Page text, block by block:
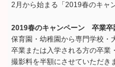
2月から始まる「2019春のキャ
2019春のキャンペーン 卒業卒
保育園・幼稚園から専門学校・
卒業または入学される方の卒業
撮影料を半額にさせていただき